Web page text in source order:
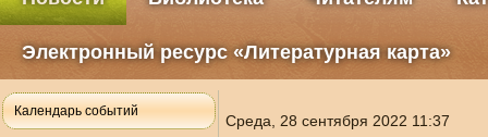
Электронный ресурс «Литературная карта»
Календарь событий
Среда, 28 сентября 2022 11:37